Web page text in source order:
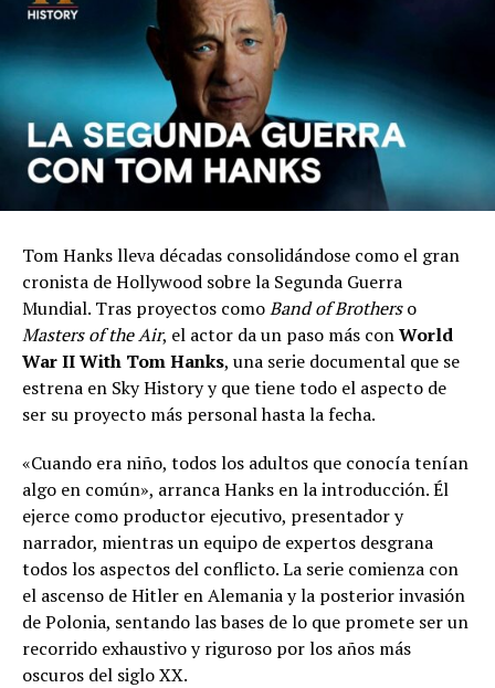
Tom Hanks lleva décadas consolidándose como el gran
cronista de Hollywood sobre la Segunda Guerra
Mundial. Tras proyectos comoBand of Brotherso
Masters of the Air, el actor da un paso más conWorld
War II With Tom Hanks, una serie documental que se
estrena en Sky History y que tiene todo el aspecto de
ser su proyecto más personal hasta la fecha.
«Cuando era niño, todos los adultos que conocía tenían
algo en común», arranca Hanks en la introducción. Él
ejerce como productor ejecutivo, presentador y
narrador, mientras un equipo de expertos desgrana
todos los aspectos del conflicto. La serie comienza con
el ascenso de Hitler en Alemania y la posterior invasión
de Polonia, sentando las bases de lo que promete ser un
recorrido exhaustivo y riguroso por los años más
oscuros del siglo XX.